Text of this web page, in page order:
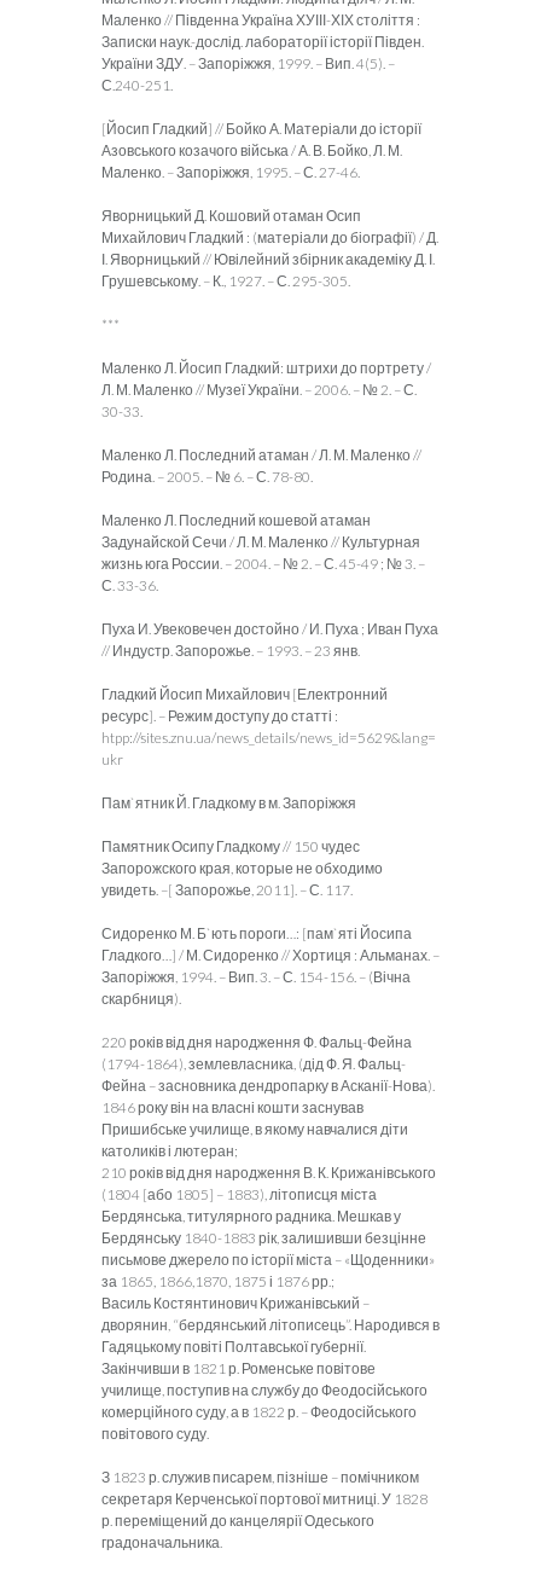
Маленко // Південна Україна ХУІІІ-ХІХ століття :
Записки наук.-дослід. лабораторії історії Півден.
України ЗДУ. – Запоріжжя, 1999. – Вип. 4(5). –
С.240-251.
[Йосип Гладкий] // Бойко А. Матеріали до історії
Азовського козачого війська / А. В. Бойко, Л. М.
Маленко. – Запоріжжя, 1995. – С. 27-46.
Яворницький Д. Кошовий отаман Осип
Михайлович Гладкий : (матеріали до біографії) / Д.
І. Яворницький // Ювілейний збірник академіку Д. І.
Грушевському. – К., 1927. – С. 295-305.
***
Маленко Л. Йосип Гладкий: штрихи до портрету /
Л. М. Маленко // Музеї України. – 2006. – № 2. – С.
30-33.
Маленко Л. Последний атаман / Л. М. Маленко //
Родина. – 2005. – № 6. – С. 78-80.
Маленко Л. Последний кошевой атаман
Задунайской Сечи / Л. М. Маленко // Культурная
жизнь юга России. – 2004. – № 2. – С. 45-49 ; № 3. –
С. 33-36.
Пуха И. Увековечен достойно / И. Пуха ; Иван Пуха
// Индустр. Запорожье. – 1993. – 23 янв.
Гладкий Йосип Михайлович [Електронний
ресурс]. – Режим доступу до статті :
htpp://sites.znu.ua/news_details/news_id=5629&lang=
ukr
Пам`ятник Й. Гладкому в м. Запоріжжя
Памятник Осипу Гладкому // 150 чудес
Запорожского края, которые не обходимо
увидеть. –[ Запорожье, 2011]. – С. 117.
Сидоренко М. Б`ють пороги…: [пам`яті Йосипа
Гладкого…] / М. Сидоренко // Хортиця : Альманах. –
Запоріжжя, 1994. – Вип. 3. – С. 154-156. – (Вічна
скарбниця).
220 років від дня народження Ф. Фальц-Фейна
(1794-1864), землевласника, (дід Ф. Я. Фальц-
Фейна – засновника дендропарку в Асканії-Нова).
1846 року він на власні кошти заснував
Пришибське училище, в якому навчалися діти
католиків і лютеран;
210 років від дня народження В. К. Крижанівського
(1804 [або 1805] – 1883), літописця міста
Бердянська, титулярного радника. Мешкав у
Бердянську 1840-1883 рік, залишивши безцінне
письмове джерело по історії міста – «Щоденники»
за 1865, 1866,1870, 1875 і 1876 рр.;
Василь Костянтинович Крижанівський –
дворянин, “бердянський літописець”. Народився в
Гадяцькому повіті Полтавської губернії.
Закінчивши в 1821 р. Роменське повітове
училище, поступив на службу до Феодосійського
комерційного суду, а в 1822 р. – Феодосійського
повітового суду.
З 1823 р. служив писарем, пізніше – помічником
секретаря Керченської портової митниці. У 1828
р. переміщений до канцелярії Одеського
градоначальника.